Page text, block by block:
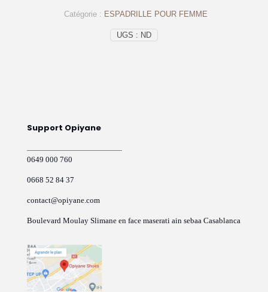
UGS : ND
Catégorie : ESPADRILLE POUR FEMME
Support Opiyane
0649 000 760
0668 52 84 37
contact@opiyane.com
Boulevard Moulay Slimane en face maserati ain sebaa Casablanca